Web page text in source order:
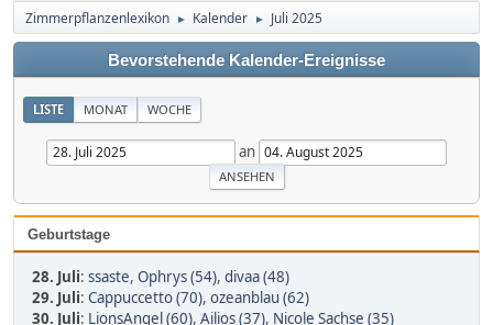
Zimmerpflanzenlexikon ► Kalender ► Juli 2025
Bevorstehende Kalender-Ereignisse
LISTE MONAT WOCHE
an
Geburtstage
28. Juli: ssaste, Ophrys (54), divaa (48)
29. Juli: Cappuccetto (70), ozeanblau (62)
30. Juli: LionsAngel (60), Ailios (37), Nicole Sachse (35)